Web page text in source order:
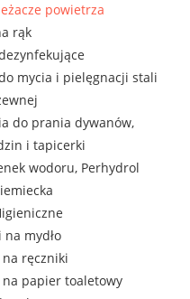
powietrza
rąk
do mycia i pielęgnacji stali
do prania dywanów,
i tapicerki
wodoru, Perhydrol
na mydło
ręczniki
na papier toaletowy